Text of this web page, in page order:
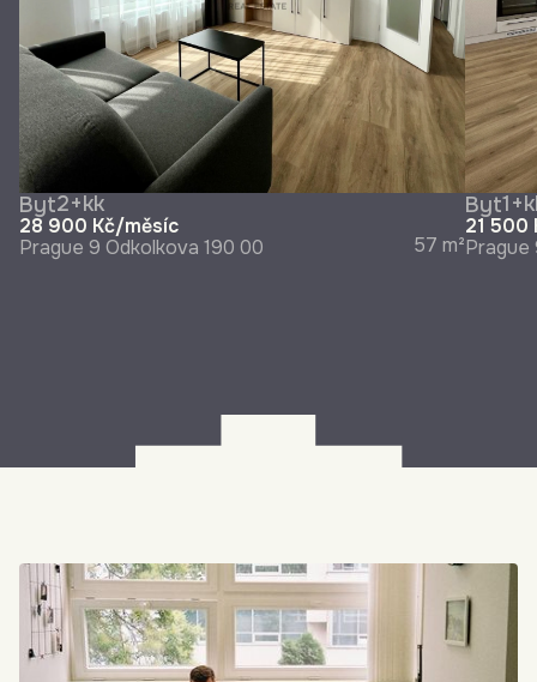
Byt2+kk
28 900 Kč/měsíc
Prague 9 Odkolkova 190 00 57 m²
Byt
21 500
Prague